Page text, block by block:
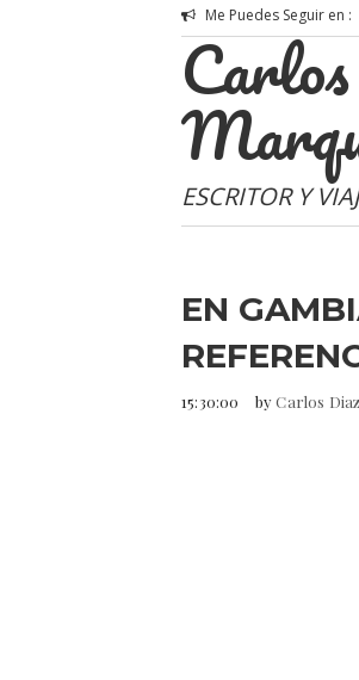
Me Puedes Seguir en :
ESCRITOR Y
EN
15:30:00 byCarlos